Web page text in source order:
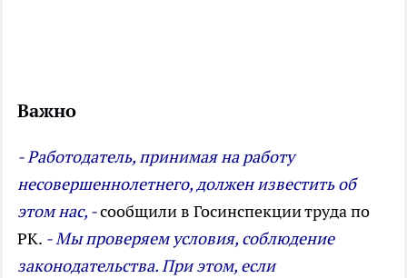
Важно
- Работодатель, принимая на работу
несовершеннолетнего, должен известить об
этом нас, -сообщили в Госинспекции труда по
РК. - Мы проверяем условия, соблюдение
законодательства. При этом, если